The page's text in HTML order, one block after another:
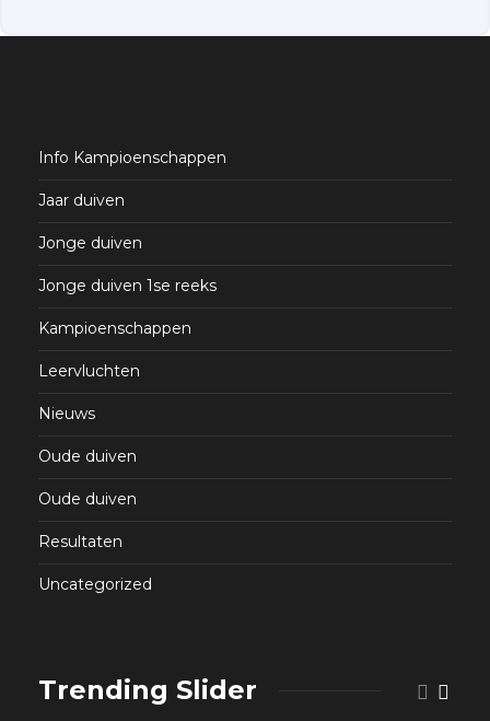
Info Kampioenschappen
Jaar duiven
Jonge duiven
Jonge duiven 1se reeks
Kampioenschappen
Leervluchten
Nieuws
Oude duiven
Oude duiven
Resultaten
Uncategorized
Trending Slider